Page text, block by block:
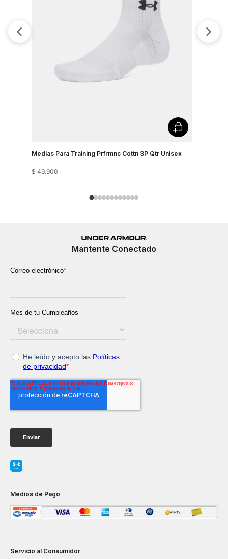
Medias Para Training Prfrmnc Cottn 3P Qtr Unisex
$ 49.900
Mantente Conectado
Medios de Pago
Servicio al Consumidor